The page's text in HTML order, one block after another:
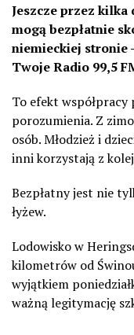
Jeszcze przez
mogą bezpłatnie
niemieckiej stronie
Twoje Radio 99,5
To efekt
porozumienia. Z
osób. Młodzież i
inni korzystają z
Bezpłatny jest nie
łyżew.
Lodowisko w
kilometrów od
wyjątkiem
ważną legitymację